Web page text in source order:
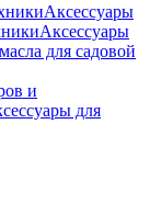
Аксессуары
Аксессуары
для садовой
и
для